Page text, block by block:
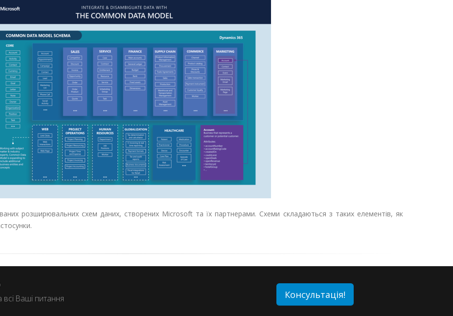
розширювальних схем даних, створених Microsoft та їх партнерами. Схеми складаються з таких елементів, як
всі Ваші питання Консультація!